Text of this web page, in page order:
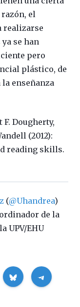
razón, el
realizarse
se han
pero
plástico, de
enseñanza
F. Dougherty,
(2012):
reading skills.
(@Uhandrea)
de la
UPV/EHU